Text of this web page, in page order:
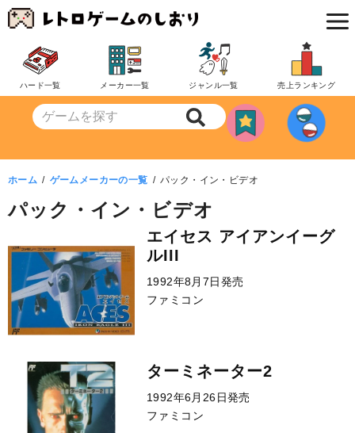
コ
ン
ツ
動
ハード一覧 メーカー一覧 ジャンル一覧 売上ランキング
ホーム ゲームメーカーの一覧 パック・イン・ビデオ
パック・イン・ビデオ
エイセス アイアンイーグ
ルIII
1992年8月7日発売
ファミコン
ターミネーター2
1992年6月26日発売
ファミコン